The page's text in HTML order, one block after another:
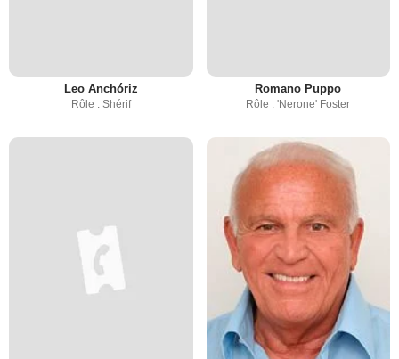
Leo Anchóriz
Rôle : Shérif
Romano Puppo
Rôle : 'Nerone' Foster